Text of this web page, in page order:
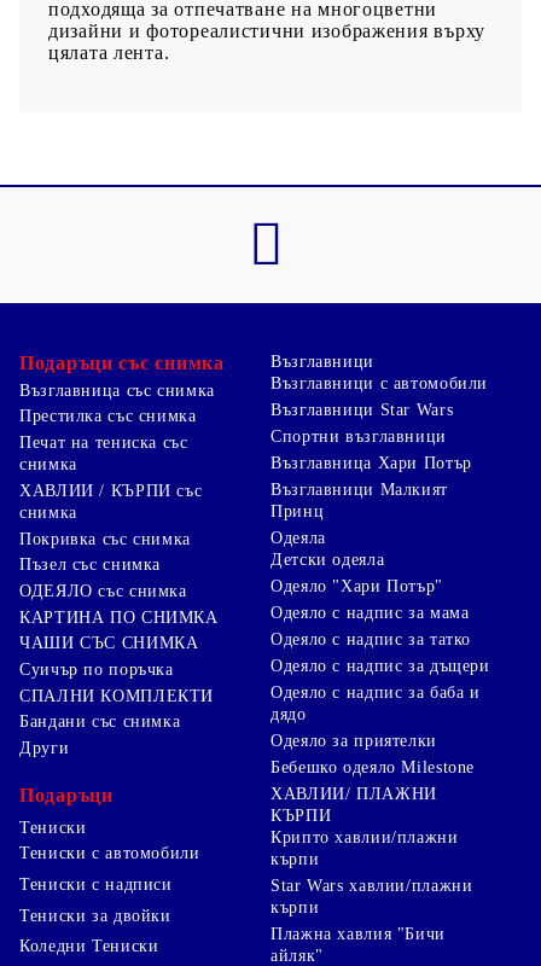
подходяща за отпечатване на многоцветни
дизайни и фотореалистични изображения върху
цялата лента.
Подаръци със снимка
Възглавница със снимка
Престилка със снимка
Печат на тениска със
снимка
ХАВЛИИ / КЪРПИ със
снимка
Покривка със снимка
Пъзел със снимка
ОДЕЯЛО със снимка
КАРТИНА ПО СНИМКА
ЧАШИ СЪС СНИМКА
Суичър по поръчка
СПАЛНИ КОМПЛЕКТИ
Бандани със снимка
Други
Подаръци
Тениски
Тениски с автомобили
Тениски с надписи
Тениски за двойки
Коледни Тениски
Възглавници
Възглавници с автомобили
Възглавници Star Wars
Спортни възглавници
Възглавница Хари Потър
Възглавници Малкият
Принц
Одеяла
Детски одеяла
Одеяло "Хари Потър"
Одеяло с надпис за мама
Одеяло с надпис за татко
Одеяло с надпис за дъщери
Одеяло с надпис за баба и
дядо
Одеяло за приятелки
Бебешко одеяло Milestone
ХАВЛИИ/ ПЛАЖНИ
КЪРПИ
Крипто хавлии/плажни
кърпи
Star Wars хавлии/плажни
кърпи
Плажна хавлия "Бичи
айляк"